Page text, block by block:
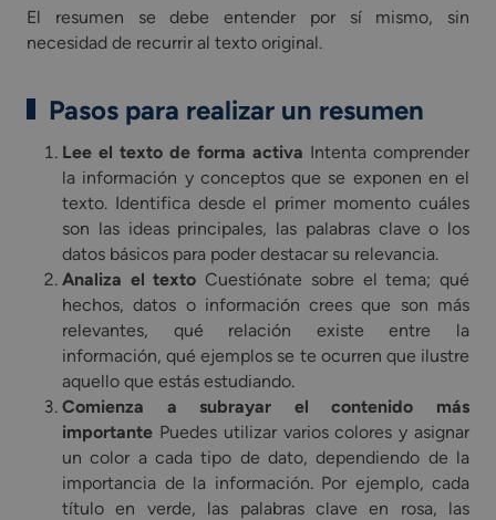
El resumen se debe entender por sí mismo, sin
necesidad de recurrir al texto original.
Pasos para realizar un resumen
Lee el texto de forma activa Intenta comprender
la información y conceptos que se exponen en el
texto. Identifica desde el primer momento cuáles
son las ideas principales, las palabras clave o los
datos básicos para poder destacar su relevancia.
Analiza el texto Cuestiónate sobre el tema; qué
hechos, datos o información crees que son más
relevantes, qué relación existe entre la
información, qué ejemplos se te ocurren que ilustre
aquello que estás estudiando.
Comienza a subrayar el contenido más
importante Puedes utilizar varios colores y asignar
un color a cada tipo de dato, dependiendo de la
importancia de la información. Por ejemplo, cada
título en verde, las palabras clave en rosa, las